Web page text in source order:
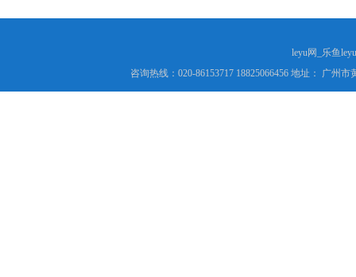
leyu网_乐鱼
咨询热线：020-86153717 18825066456 地址： 广州